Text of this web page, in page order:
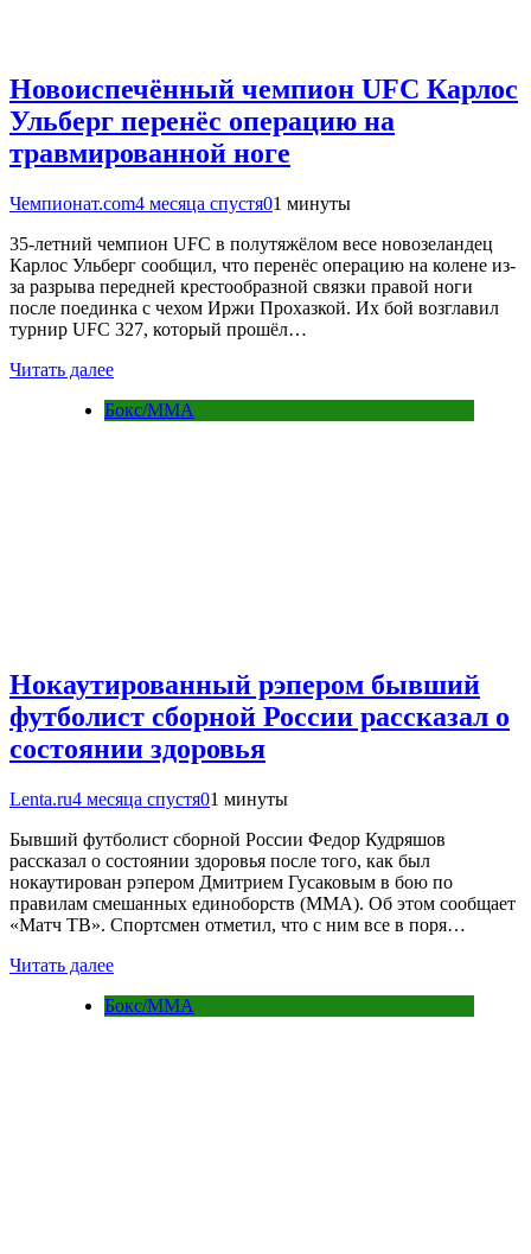
Новоиспечённый чемпион UFC Карлос
Ульберг перенёс операцию на
травмированной ноге
Чемпионат.com4 месяца спустя01 минуты
35-летний чемпион UFC в полутяжёлом весе новозеландец
Карлос Ульберг сообщил, что перенёс операцию на колене из-
за разрыва передней крестообразной связки правой ноги
после поединка с чехом Иржи Прохазкой. Их бой возглавил
турнир UFC 327, который прошёл…
Читать далее
Бокс/MMA
Нокаутированный рэпером бывший
футболист сборной России рассказал о
состоянии здоровья
Lenta.ru4 месяца спустя01 минуты
Бывший футболист сборной России Федор Кудряшов
рассказал о состоянии здоровья после того, как был
нокаутирован рэпером Дмитрием Гусаковым в бою по
правилам смешанных единоборств (ММА). Об этом сообщает
«Матч ТВ». Спортсмен отметил, что с ним все в поря…
Читать далее
Бокс/MMA